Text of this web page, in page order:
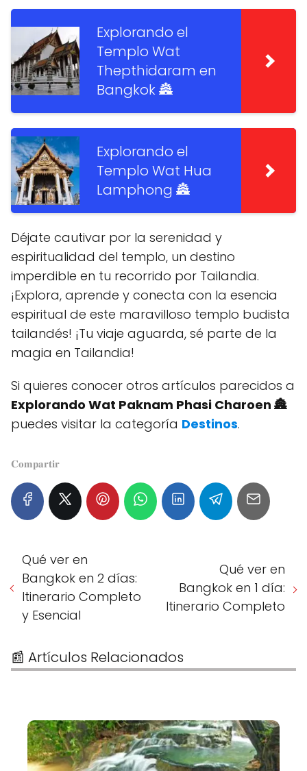
Explorando el
Templo Wat
Thepthidaram en
Bangkok 🏯
Explorando el
Templo Wat Hua
Lamphong 🏯
Déjate cautivar por la serenidad y
espiritualidad del templo, un destino
imperdible en tu recorrido por Tailandia.
¡Explora, aprende y conecta con la esencia
espiritual de este maravilloso templo budista
tailandés! ¡Tu viaje aguarda, sé parte de la
magia en Tailandia!
Si quieres conocer otros artículos parecidos a
Explorando Wat Paknam Phasi Charoen 🏯
puedes visitar la categoría Destinos.
𝐂𝐨𝐦𝐩𝐚𝐫𝐭𝐢𝐫
Qué ver en
Bangkok en 2 días:
Itinerario Completo
y Esencial
Qué ver en
Bangkok en 1 día:
Itinerario Completo
📰 Artículos Relacionados